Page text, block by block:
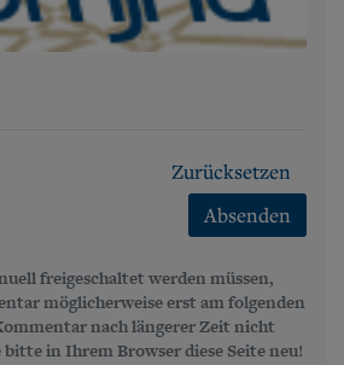
Zurücksetzen
Absenden
freigeschaltet werden müssen,
möglicherweise erst am folgenden
nach längerer Zeit nicht
bitte in Ihrem Browser diese Seite neu!